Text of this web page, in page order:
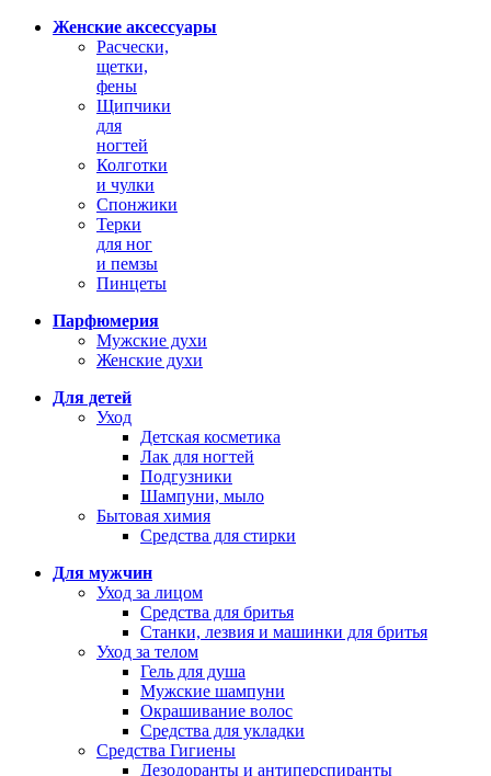
Женские аксессуары
Расчески,
щетки,
фены
Щипчики
для
ногтей
Колготки
и чулки
Спонжики
Терки
для ног
и пемзы
Пинцеты
Парфюмерия
Мужские духи
Женские духи
Для детей
Уход
Детская косметика
Лак для ногтей
Подгузники
Шампуни, мыло
Бытовая химия
Средства для стирки
Для мужчин
Уход за лицом
Средства для бритья
Станки, лезвия и машинки для бритья
Уход за телом
Гель для душа
Мужские шампуни
Окрашивание волос
Средства для укладки
Средства Гигиены
Дезодоранты и антиперспиранты